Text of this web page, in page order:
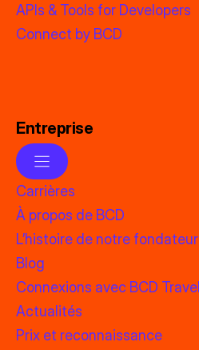
APIs & Tools for Developers
Connect by BCD
Entreprise
Carrières
À propos de BCD
L’histoire de notre fondateur
Blog
Connexions avec BCD Travel
Actualités
Prix et reconnaissance